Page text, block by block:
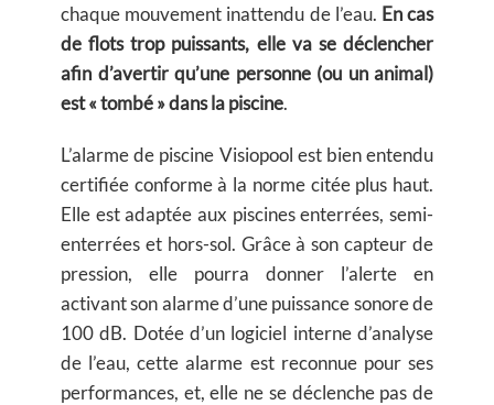
chaque mouvement inattendu de l’eau. En cas
de flots trop puissants, elle va se déclencher
afin d’avertir qu’une personne (ou un animal)
est « tombé » dans la piscine.
L’alarme de piscine Visiopool est bien entendu
certifiée conforme à la norme citée plus haut.
Elle est adaptée aux piscines enterrées, semi-
enterrées et hors-sol. Grâce à son capteur de
pression, elle pourra donner l’alerte en
activant son alarme d’une puissance sonore de
100 dB. Dotée d’un logiciel interne d’analyse
de l’eau, cette alarme est reconnue pour ses
performances, et, elle ne se déclenche pas de